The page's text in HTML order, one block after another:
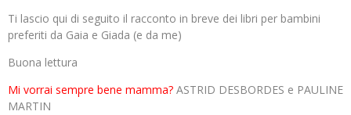
Ti lascio qui di seguito il racconto in breve dei libri per bambini
preferiti da Gaia e Giada (e da me)
Buona lettura
Mi vorrai sempre bene mamma? ASTRID DESBORDES e PAULINE
MARTIN